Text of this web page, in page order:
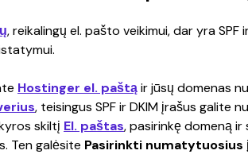
, reikalingų el. pašto veikimui, dar yra SPF
Hostinger el. paštą ir jūsų domenas
, teisingus SPF ir DKIM įrašus galite
skiltį El. paštas, pasirinkę domeną ir
Ten galėsite Pasirinkti